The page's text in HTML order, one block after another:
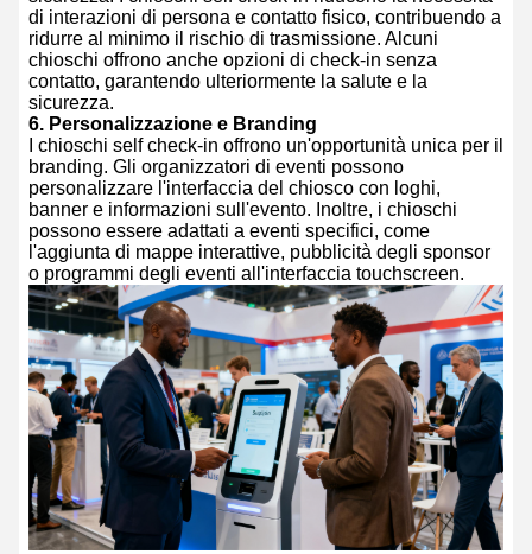
di interazioni di persona e contatto fisico, contribuendo a
ridurre al minimo il rischio di trasmissione. Alcuni
chioschi offrono anche opzioni di check-in senza
contatto, garantendo ulteriormente la salute e la
sicurezza.
6. Personalizzazione e Branding
I chioschi self check-in offrono un'opportunità unica per il
branding. Gli organizzatori di eventi possono
personalizzare l'interfaccia del chiosco con loghi,
banner e informazioni sull'evento. Inoltre, i chioschi
possono essere adattati a eventi specifici, come
l'aggiunta di mappe interattive, pubblicità degli sponsor
o programmi degli eventi all'interfaccia touchscreen.